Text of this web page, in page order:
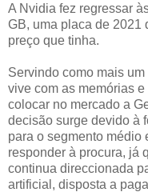
A Nvidia fez regressar
GB, uma placa de 2021
preço que tinha.
Servindo como mais
vive com as memórias
colocar no mercado a
decisão surge devido à
para o segmento médio
responder à procura, já
continua direccionada
artificial, disposta a